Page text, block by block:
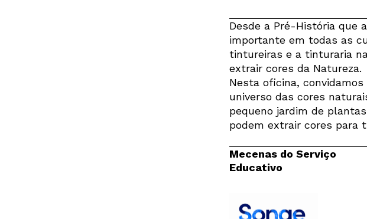
Desde a Pré-História que
importante em todas as
tintureiras e a tinturaria
extrair cores da Natureza.
Nesta oficina,
universo das cores
pequeno jardim de
podem extrair cores para
Mecenas do Serviço
Educativo